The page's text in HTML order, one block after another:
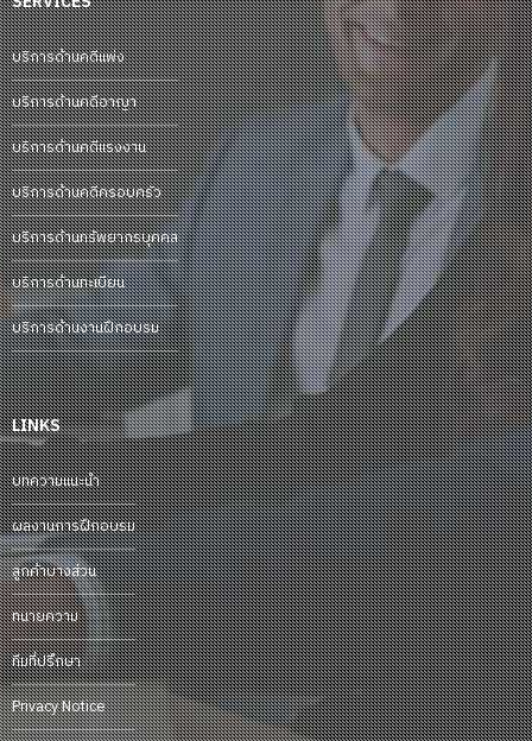
บริการด้านคดีแพ่ง
บริการด้านคดีอาญา
บริการด้านคดีแรงงาน
บริการด้านคดีครอบครัว
บริการด้านทรัพยากรบุคคล
บริการด้านทะเบียน
บริการด้านงานฝึกอบรม
LINKS
บทความแนะนำ
ผลงานการฝึกอบรม
ลูกค้าบางส่วน
ทนายความ
ทีมที่ปรึกษา
Privacy Notice